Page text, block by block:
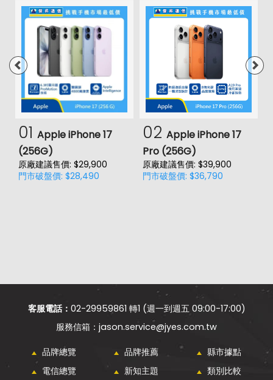
01 Apple iPhone 17
(256G)
原廠建議售價: $29,900
門市破盤價: $28,490
02 Apple iPhone 17
Pro (256G)
原廠建議售價: $39,900
門市破盤價: $36,790
客服電話： 02-29959861 轉1 (週一到週五 09:00-17:00)
jason.service@jyes.com.tw
品牌總覽 品牌推薦
縣市據點
電信總覽
新知主題 類別比較